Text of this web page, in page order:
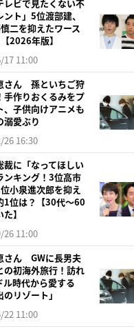
レビで見たくない不
ト」5位渡部建、
二を抑えたワース
2026年版】
17 11:00
さん 孫といちご狩
作りおくるみをプ
、子供向けアニメも
溺愛ぶり
26 16:30
裁に「なってほしい
ンキング！3位高市
小泉進次郎を抑え
1位は？【30代〜60
】
26 11:00
さん GWに長男夫
の初海外旅行！訪れ
ル時代から愛する
のリゾート」
22 11:00